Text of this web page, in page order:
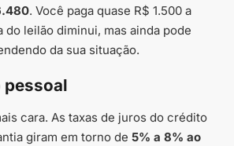
. Você paga quase R$ 1.500 a
do leilão diminui, mas ainda pode
da sua situação.
pessoal
cara. As taxas de juros do crédito
giram em torno de 5% a 8% ao